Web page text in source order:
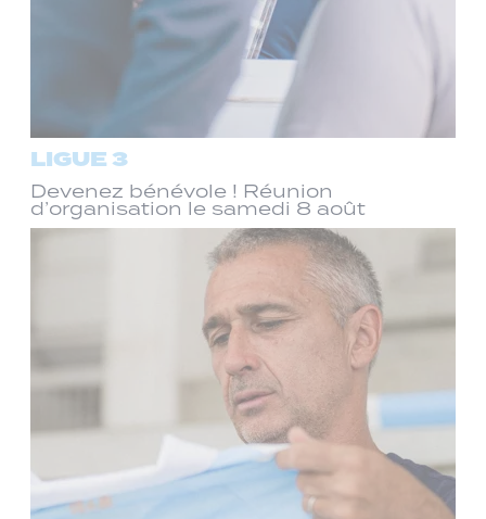
LIGUE 3
Devenez bénévole ! Réunion
d’organisation le samedi 8 août